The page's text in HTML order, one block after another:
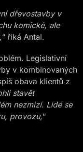
dřevostavby v
komické, ale
“ říká Antal.
Legislativní
v kombinovaných
obava klientů z
stavět
nezmizí. Lidé se
provozu,“